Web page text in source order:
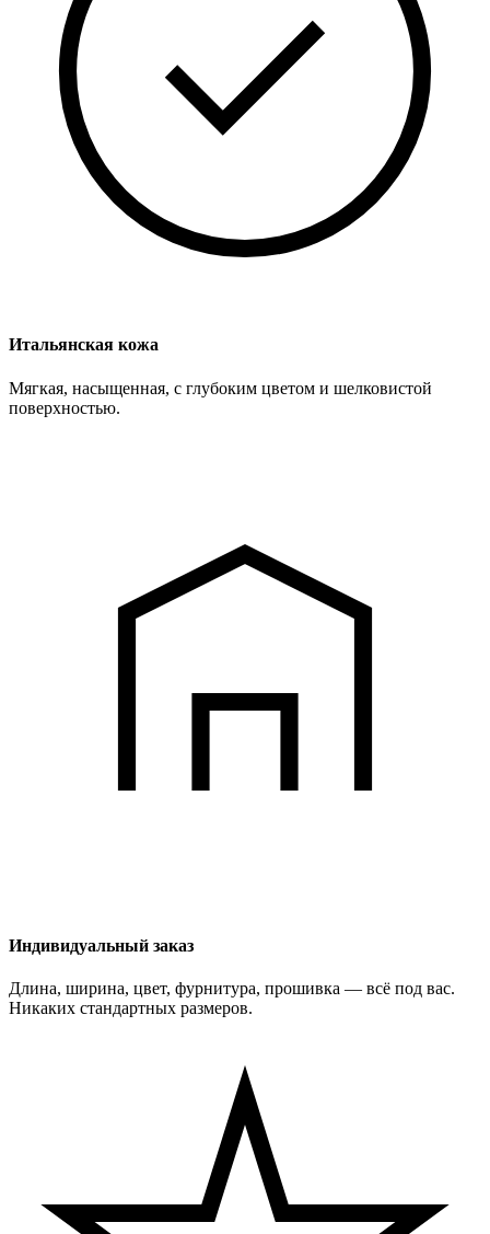
Итальянская кожа
Мягкая, насыщенная, с глубоким цветом и шелковистой
поверхностью.
Индивидуальный заказ
Длина, ширина, цвет, фурнитура, прошивка — всё под вас.
Никаких стандартных размеров.